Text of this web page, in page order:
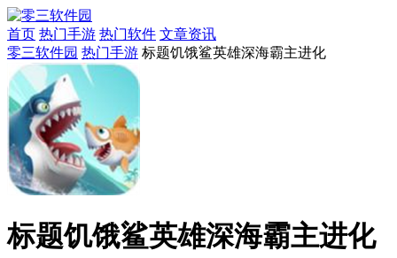
首页 热门手游 热门软件 文章资讯
零三软件园 热门手游 标题饥饿鲨英雄深海霸主进化
标题饥饿鲨英雄深海霸主进化